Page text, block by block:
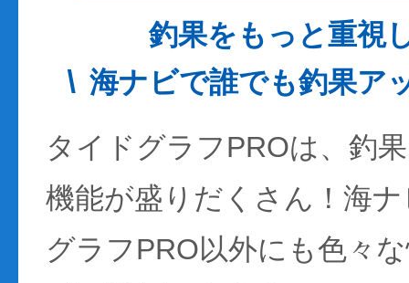
釣果をもっと重視
海ナビで誰でも釣果ア
タイドグラフPROは、釣
機能が盛りだくさん！海
グラフPRO以外にも色々